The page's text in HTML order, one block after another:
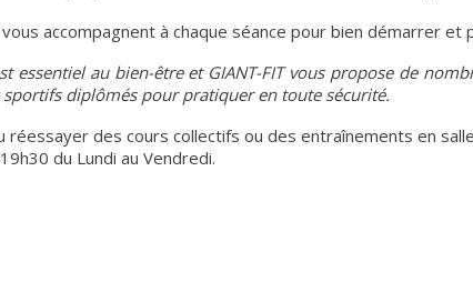
accompagnent à chaque séance pour bien démarrer
essentiel au bien-être et GIANT-FIT vous propose de
sportifs diplômés pour pratiquer en toute sécurité.
réessayer des cours collectifs ou des entraînements en
du Lundi au Vendredi.